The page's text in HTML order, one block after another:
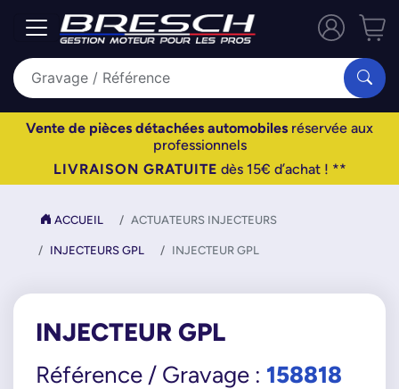
Vente de pièces détachées automobiles réservée aux
professionnels
LIVRAISON GRATUITE dès 15€ d’achat ! **
ACCUEIL ACTUATEURS INJECTEURS
INJECTEURS GPL INJECTEUR GPL
INJECTEUR GPL
Référence / Gravage : 158818